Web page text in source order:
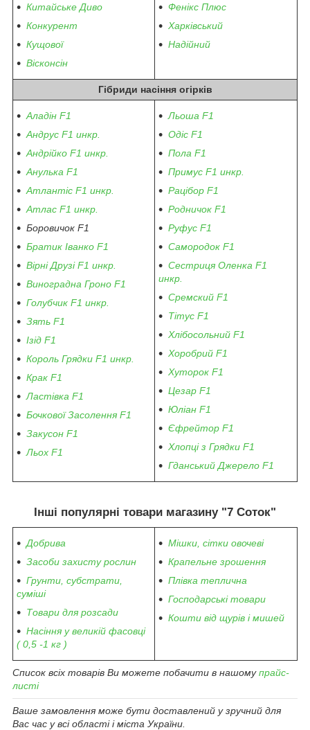
Китайське Диво
Конкурент
Кущової
Вісконсін
Фенікс Плюс
Харківський
Надійний
Гібриди насіння огірків
Аладін F1
Андрус F1 инкр.
Андрійко F1 инкр.
Анулька F1
Атлантіс F1 инкр.
Атлас F1 инкр.
Боровичок F1
Братик Іванко F1
Вірні Друзі F1 инкр.
Виноградна Гроно F1
Голубчик F1 инкр.
Зять F1
Ізід F1
Король Грядки F1 инкр.
Крак F1
Ластівка F1
Бочкової Засолення F1
Закусон F1
Льох F1
Льоша F1
Одіс F1
Пола F1
Примус F1 инкр.
Рацібор F1
Родничок F1
Руфус F1
Самородок F1
Сестриця Оленка F1
инкр.
Сремский F1
Тітус F1
Хлібосольний F1
Хоробрий F1
Хуторок F1
Цезар F1
Юліан F1
Єфрейтор F1
Хлопці з Грядки F1
Гданський Джерело F1
Інші популярні товари магазину "7 Соток"
Добрива
Засоби захисту рослин
Грунти, субстрати,
суміші
Товари для розсади
Насіння у великій фасовці
( 0,5 -1 кг )
Мішки, сітки овочеві
Крапельне зрошення
Плівка теплична
Господарські товари
Кошти від щурів і мишей
Список всіх товарів Ви можете побачити в нашомупрайс-
листі
Ваше замовлення може бути доставлений у зручний для
Вас час у всі області і міста України.